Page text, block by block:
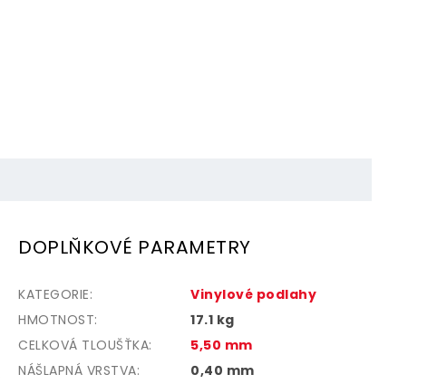
DOPLŇKOVÉ PARAMETRY
KATEGORIE:
Vinylové podlahy
HMOTNOST:
17.1 kg
CELKOVÁ TLOUŠŤKA:
5,50 mm
NÁŠLAPNÁ VRSTVA:
0,40 mm